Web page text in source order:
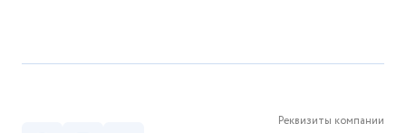
Реквизиты компании